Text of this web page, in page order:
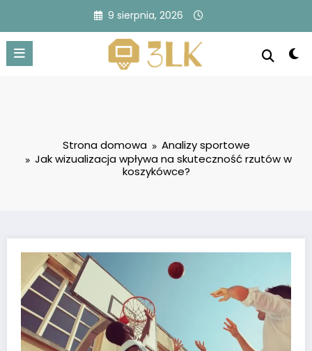
treści
9 sierpnia, 2026
Strona domowa
Analizy sportowe
Jak wizualizacja wpływa na skuteczność rzutów w
koszykówce?